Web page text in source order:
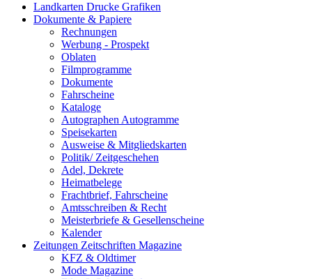
Landkarten Drucke Grafiken
Dokumente & Papiere
Rechnungen
Werbung - Prospekt
Oblaten
Filmprogramme
Dokumente
Fahrscheine
Kataloge
Autographen Autogramme
Speisekarten
Ausweise & Mitgliedskarten
Politik/ Zeitgeschehen
Adel, Dekrete
Heimatbelege
Frachtbrief, Fahrscheine
Amtsschreiben & Recht
Meisterbriefe & Gesellenscheine
Kalender
Zeitungen Zeitschriften Magazine
KFZ & Oldtimer
Mode Magazine